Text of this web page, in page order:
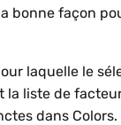
bonne façon
laquelle le
la liste de
dans